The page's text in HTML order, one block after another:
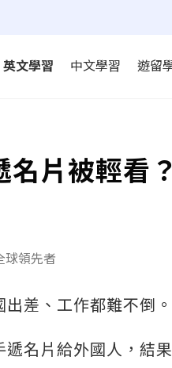
英文學習 中文學習 遊留
名片被輕
球領先者
差、工作都難不倒
遞名片給外國人，結